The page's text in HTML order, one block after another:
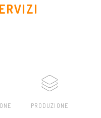
PRODUZIONE